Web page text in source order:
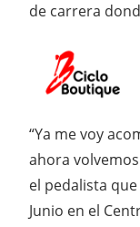
de carrera
“Ya me voy
ahora
el pedalista
Junio en el